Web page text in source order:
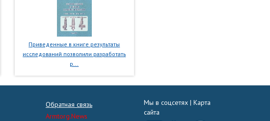
Приведенные в книге результаты
исследований позволили разработать
р...
Обратная связь
Armtorg.News
Мы в соцсетях | Карта
сайта